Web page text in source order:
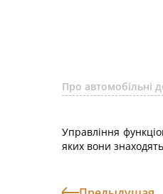
Про автомобільні
Управління
яких вони